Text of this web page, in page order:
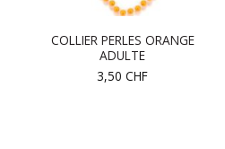
COLLIER PERLES ORANGE
ADULTE
3,50 CHF